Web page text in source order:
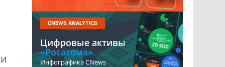
CNEWS ANALYTICS
Цифровые активы
«Росатома».
Инфографика CNews